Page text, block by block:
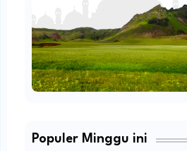
Populer Minggu ini